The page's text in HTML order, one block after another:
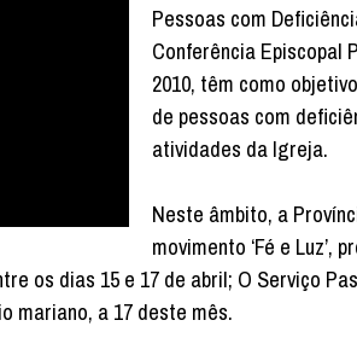
Pessoas com
Conferência Episcopal
2010, têm como
de pessoas com
atividades da Igreja.
Neste âmbito, a
movimento ‘Fé e Luz’,
os dias 15 e 17 de abril; O Serviço
mariano, a 17 deste mês.